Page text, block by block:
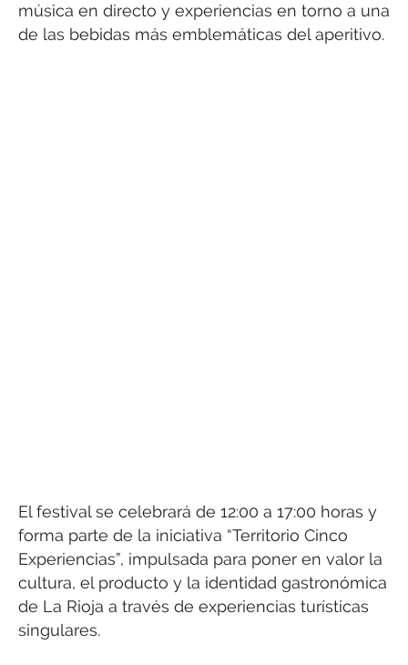
música en directo y experiencias en torno a una
de las bebidas más emblemáticas del aperitivo.
El festival se celebrará de 12:00 a 17:00 horas y
forma parte de la iniciativa “Territorio Cinco
Experiencias”, impulsada para poner en valor la
cultura, el producto y la identidad gastronómica
de La Rioja a través de experiencias turísticas
singulares.